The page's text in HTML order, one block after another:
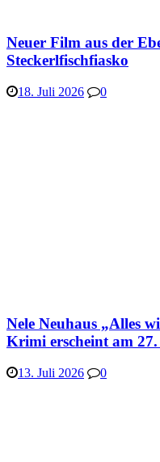
Neuer Film aus der
Steckerlfischfiasko
18. Juli 2026 0
Nele Neuhaus „Alles
Krimi erscheint am
13. Juli 2026 0